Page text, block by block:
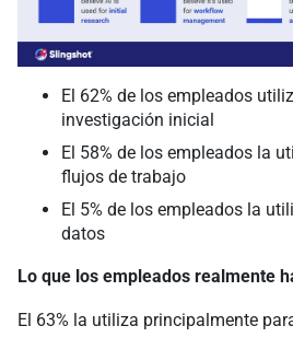
El 62% de los empleados
investigación inicial
El 58% de los empleados la
flujos de trabajo
El 5% de los empleados la
datos
Lo que los empleados realmente
El 63% la utiliza principalmente